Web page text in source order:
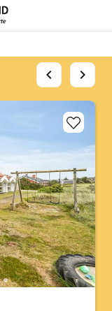
chevron_left chevron_right